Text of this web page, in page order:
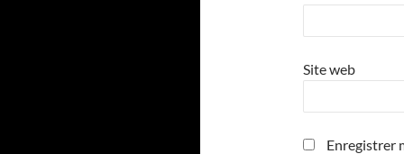
Site web
Enregistrer